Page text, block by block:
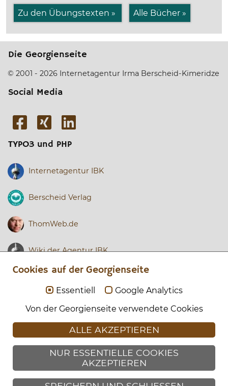
Zu den Übungstexten » Alle Bücher »
Die Georgienseite
© 2001 - 2026 Internetagentur Irma Berscheid-Kimeridze
Social Media
TYPO3 und PHP
Internetagentur IBK
Berscheid Verlag
ThomWeb.de
Wiki der Agentur IBK
Tourismus in Georgien
Georgisch.com
GeoLingua
GeoKulinarium
Cookies auf der Georgienseite
Essentiell
Google Analytics
Von der Georgienseite verwendete Cookies
ALLE AKZEPTIEREN
NUR ESSENTIELLE COOKIES
AKZEPTIEREN